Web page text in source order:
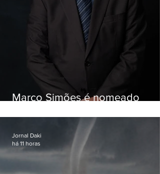
Marco Simões é nomeado
Jornal Daki
há 11 horas